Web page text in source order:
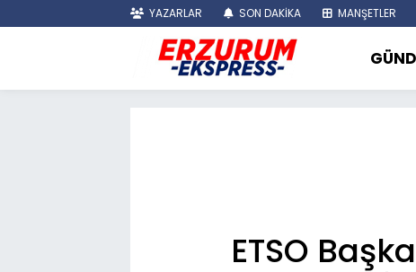
YAZARLAR SON DAKİKA MANŞETLER
ETSO